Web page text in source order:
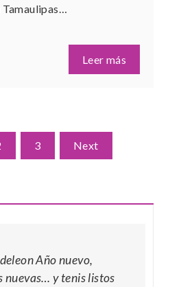
Leer más
3 Next
Año nuevo,
nuevas… y tenis listos